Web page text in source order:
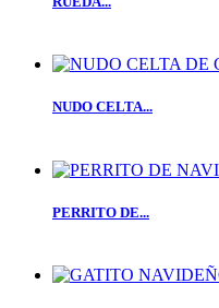
NUDO CELTA...
PERRITO DE...